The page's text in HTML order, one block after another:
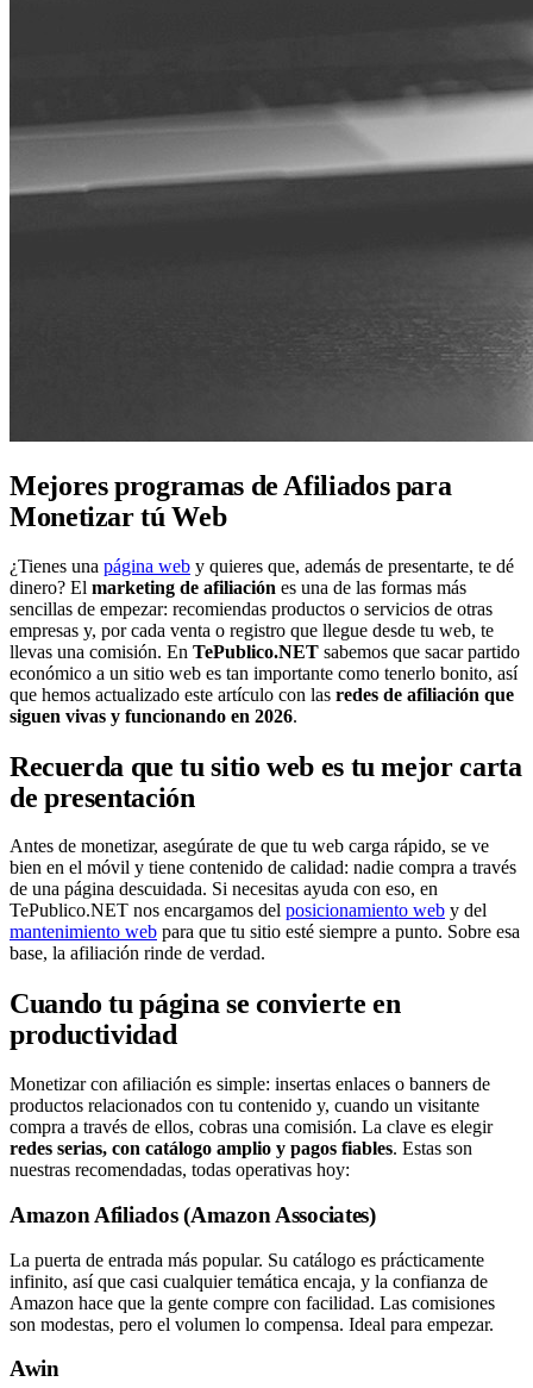
Mejores programas de Afiliados para
Monetizar tú Web
¿Tienes una página web y quieres que, además de presentarte, te dé
dinero? El marketing de afiliación es una de las formas más
sencillas de empezar: recomiendas productos o servicios de otras
empresas y, por cada venta o registro que llegue desde tu web, te
llevas una comisión. En TePublico.NET sabemos que sacar partido
económico a un sitio web es tan importante como tenerlo bonito, así
que hemos actualizado este artículo con las redes de afiliación que
siguen vivas y funcionando en 2026.
Recuerda que tu sitio web es tu mejor carta
de presentación
Antes de monetizar, asegúrate de que tu web carga rápido, se ve
bien en el móvil y tiene contenido de calidad: nadie compra a través
de una página descuidada. Si necesitas ayuda con eso, en
TePublico.NET nos encargamos del posicionamiento web y del
mantenimiento web para que tu sitio esté siempre a punto. Sobre esa
base, la afiliación rinde de verdad.
Cuando tu página se convierte en
productividad
Monetizar con afiliación es simple: insertas enlaces o banners de
productos relacionados con tu contenido y, cuando un visitante
compra a través de ellos, cobras una comisión. La clave es elegir
redes serias, con catálogo amplio y pagos fiables. Estas son
nuestras recomendadas, todas operativas hoy:
Amazon Afiliados (Amazon Associates)
La puerta de entrada más popular. Su catálogo es prácticamente
infinito, así que casi cualquier temática encaja, y la confianza de
Amazon hace que la gente compre con facilidad. Las comisiones
son modestas, pero el volumen lo compensa. Ideal para empezar.
Awin